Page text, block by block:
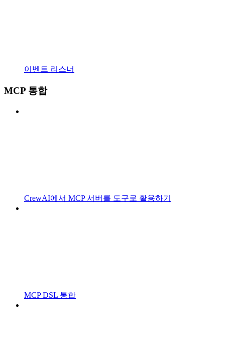
이벤트 리스너
MCP 통합
CrewAI에서 MCP 서버를 도구로 활용하기
MCP DSL 통합